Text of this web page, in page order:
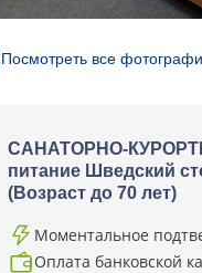
Посмотреть все
САНАТОРНО-
питание Шведский
(Возраст до 70 лет)
Моментальное
Оплата банковской